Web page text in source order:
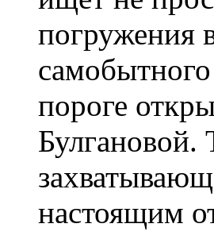
погружения
пороге
Булгановой.
настоящим